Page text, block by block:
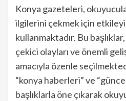
Konya gazeteleri,
ilgilerini çekmek için
kullanmaktadır. Bu
çekici olayları ve önemli
amacıyla özenle
“konya haberleri” ve
başlıklarla öne çıkarak